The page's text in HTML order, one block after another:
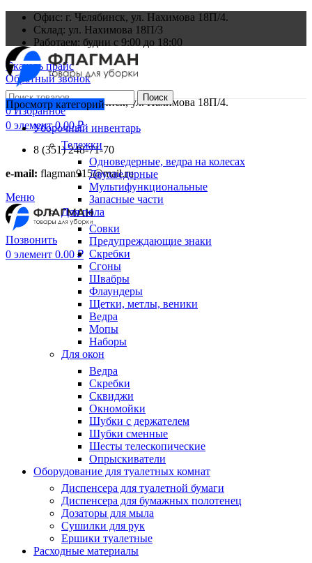
Офис: г. Челябинск, ул. Нахимова 18П/4.
Склад: ул. Нахимова 18П/3
Работаем: будни с 9:00 до 18:00
Скачать прайс
Обратный звонок
Офис: г. Челябинск, ул. Нахимова 18П/4.
Поиск
0Избранное
0 элемент 0.00₽
8 (351) 248-71-70
e-mail: flagman915@mail.ru
Меню
Позвонить
0 элемент 0.00 ₽
Просмотр категорий
Уборочный инвентарь
Тележки
Одноведерные, ведра на колесах
Двухведерные
Мультифункциональные
Запасные части
Для пола
Совки
Предупреждающие знаки
Скребки
Сгоны
Швабры
Флаундеры
Щетки, метлы, веники
Ведра
Мопы
Наборы
Для окон
Ведра
Скребки
Сквиджи
Окномойки
Шубки с держателем
Шубки сменные
Шесты телескопические
Опрыскиватели
Оборудование для туалетных комнат
Диспенсера для туалетной бумаги
Диспенсера для бумажных полотенец
Дозаторы для мыла
Сушилки для рук
Ершики туалетные
Расходные материалы